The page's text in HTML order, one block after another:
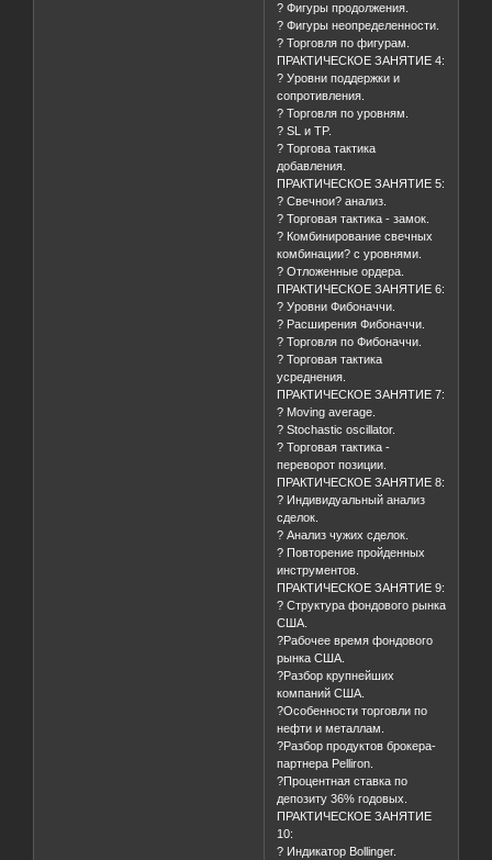
? Фигуры продолжения.
? Фигуры неопределенности.
? Торговля по фигурам.
ПРАКТИЧЕСКОЕ ЗАНЯТИЕ 4:
? Уровни поддержки и
сопротивления.
? Торговля по уровням.
? SL и TP.
? Торгова тактика
добавления.
ПРАКТИЧЕСКОЕ ЗАНЯТИЕ 5:
? Свечнои? анализ.
? Торговая тактика - замок.
? Комбинирование свечных
комбинации? с уровнями.
? Отложенные ордера.
ПРАКТИЧЕСКОЕ ЗАНЯТИЕ 6:
? Уровни Фибоначчи.
? Расширения Фибоначчи.
? Торговля по Фибоначчи.
? Торговая тактика
усреднения.
ПРАКТИЧЕСКОЕ ЗАНЯТИЕ 7:
? Moving average.
? Stochastic oscillator.
? Торговая тактика -
переворот позиции.
ПРАКТИЧЕСКОЕ ЗАНЯТИЕ 8:
? Индивидуальный анализ
сделок.
? Анализ чужих сделок.
? Повторение пройденных
инструментов.
ПРАКТИЧЕСКОЕ ЗАНЯТИЕ 9:
? Структура фондового рынка
США.
?Рабочее время фондового
рынка США.
?Разбор крупнейших
компаний США.
?Особенности торговли по
нефти и металлам.
?Разбор продуктов брокера-
партнера Pelliron.
?Процентная ставка по
депозиту 36% годовых.
ПРАКТИЧЕСКОЕ ЗАНЯТИЕ
10:
? Индикатор Bollinger.